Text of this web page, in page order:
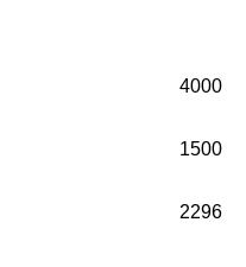
4000
1500
2296